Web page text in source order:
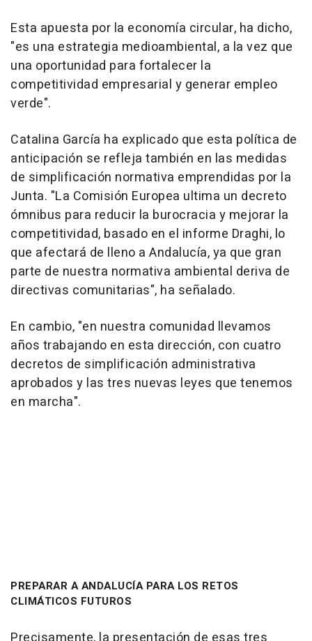
Esta apuesta por la economía circular, ha dicho,
"es una estrategia medioambiental, a la vez que
una oportunidad para fortalecer la
competitividad empresarial y generar empleo
verde".
Catalina García ha explicado que esta política de
anticipación se refleja también en las medidas
de simplificación normativa emprendidas por la
Junta. "La Comisión Europea ultima un decreto
ómnibus para reducir la burocracia y mejorar la
competitividad, basado en el informe Draghi, lo
que afectará de lleno a Andalucía, ya que gran
parte de nuestra normativa ambiental deriva de
directivas comunitarias", ha señalado.
En cambio, "en nuestra comunidad llevamos
años trabajando en esta dirección, con cuatro
decretos de simplificación administrativa
aprobados y las tres nuevas leyes que tenemos
en marcha".
PREPARAR A ANDALUCÍA PARA LOS RETOS
CLIMÁTICOS FUTUROS